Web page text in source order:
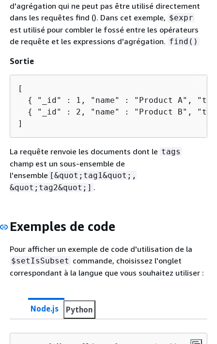
d'agrégation qui ne peut pas être utilisé directement
dans les requêtes find (). Dans cet exemple, $expr
est utilisé pour combler le fossé entre les opérateurs
de requête et les expressions d'agrégation. find()
Sortie
[
{
"_id" : 1, "name" : "Product A",
{
"_id" : 2, "name" : "Product B",
]
La requête renvoie les documents dont le tags
champ est un sous-ensemble de
l'ensemble [&quot;tag1&quot;,
&quot;tag2&quot;] .
Exemples de code
Pour afficher un exemple de code d'utilisation de la
$setIsSubset commande, choisissez l'onglet
correspondant à la langue que vous souhaitez utiliser :
Node.js Python